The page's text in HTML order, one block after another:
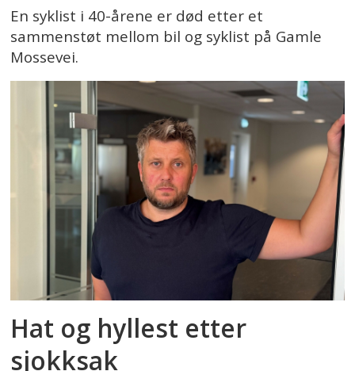
En syklist i 40-årene er død etter et
sammenstøt mellom bil og syklist på Gamle
Mossevei.
Hat og hyllest etter
sjokksak